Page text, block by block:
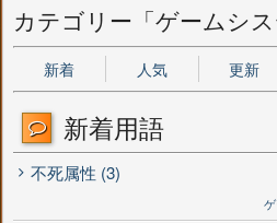
カテゴリー「ゲームシ
新着 人気 更新
新着用語
不死属性 (3)